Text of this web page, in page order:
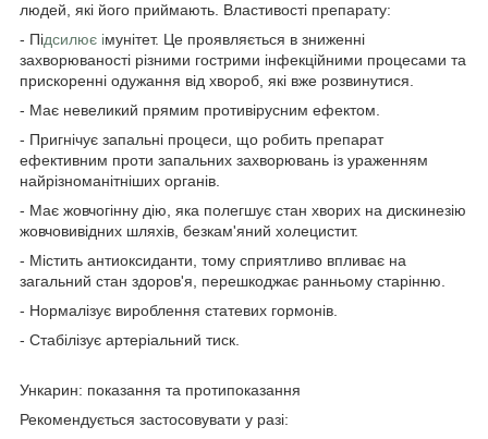
людей, які його приймають. Властивості препарату:
- Підсилює імунітет. Це проявляється в зниженні
захворюваності різними гострими інфекційними процесами та
прискоренні одужання від хвороб, які вже розвинутися.
- Має невеликий прямим противірусним ефектом.
- Пригнічує запальні процеси, що робить препарат
ефективним проти запальних захворювань із ураженням
найрізноманітніших органів.
- Має жовчогінну дію, яка полегшує стан хворих на дискинезію
жовчовивідних шляхів, безкам'яний холецистит.
- Містить антиоксиданти, тому сприятливо впливає на
загальний стан здоров'я, перешкоджає ранньому старінню.
- Нормалізує вироблення статевих гормонів.
- Стабілізує артеріальний тиск.
Ункарин: показання та протипоказання
Рекомендується застосовувати у разі: